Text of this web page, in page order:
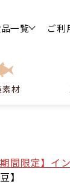
一覧 ご利
材
期間限定】イ
】